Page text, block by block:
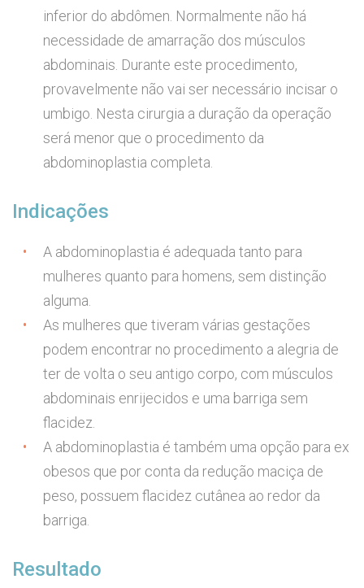
inferior do abdômen. Normalmente não há
necessidade de amarração dos músculos
abdominais. Durante este procedimento,
provavelmente não vai ser necessário incisar o
umbigo. Nesta cirurgia a duração da operação
será menor que o procedimento da
abdominoplastia completa.
Indicações
A abdominoplastia é adequada tanto para
mulheres quanto para homens, sem distinção
alguma.
As mulheres que tiveram várias gestações
podem encontrar no procedimento a alegria de
ter de volta o seu antigo corpo, com músculos
abdominais enrijecidos e uma barriga sem
flacidez.
A abdominoplastia é também uma opção para ex
obesos que por conta da redução maciça de
peso, possuem flacidez cutânea ao redor da
barriga.
Resultado